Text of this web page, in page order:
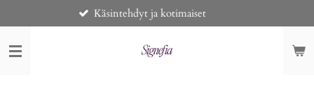
pääsisältöön
Käsintehdyt ja kotimaiset